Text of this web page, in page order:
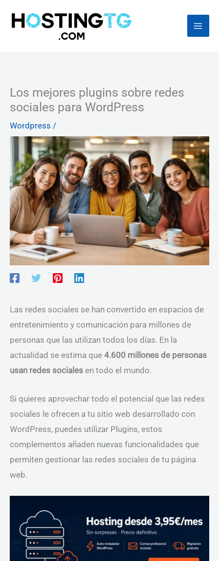
Los mejores plugins sobre redes
sociales para WordPress
Wordpress /
Las redes sociales se han convertido en espacios de
entretenimiento y comunicación para millones de
personas que las utilizan todos los días. En la
actualidad se estima que 4.600 millones de personas
usan redes sociales en todo el mundo.
Si quieres aprovechar todo el potencial que las redes
sociales le ofrecen a tu sitio web desarrollado con
WordPress, puedes utilizar Plugins, estos
complementos añaden nuevas funcionalidades que
permiten gestionar las redes sociales de tu página
web.